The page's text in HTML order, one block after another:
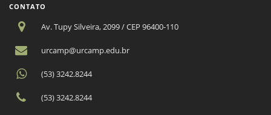
CONTATO
Av. Tupy Silveira, 2099 / CEP 96400-110
urcamp@urcamp.edu.br
(53) 3242.8244
(53) 3242.8244